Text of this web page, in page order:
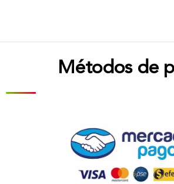
Métodos de